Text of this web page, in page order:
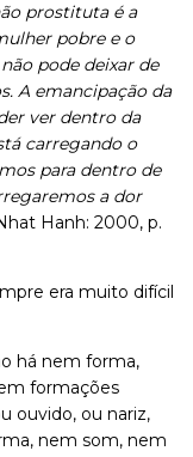
prostituta é a
pobre e o
pode deixar de
A emancipação da
ver dentro da
carregando o
para dentro de
a dor
Hanh: 2000, p.
era muito difícil
há nem forma,
formações
ouvido, ou nariz,
nem som, nem